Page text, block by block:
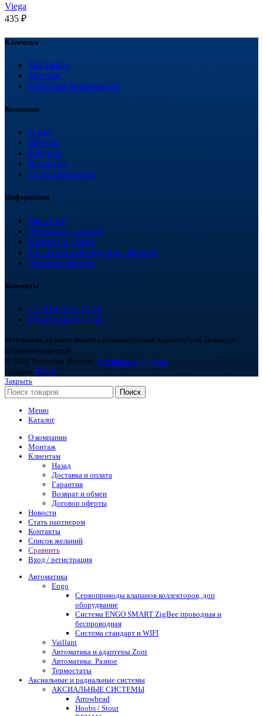
Viega
435 ₽
Клиентам
Магазины
Монтаж
Полезная информация
Компания
О нас
Бренды
Новости
Вакансии
Стать партнером
Информация
Гарантия
Доставка и оплата
Возврат и обмен
Политика конфиденциальности
Договор оферты
Контакты
+7 (918) 252-12-26
info@teploplas.com
Материалы на сайте имеют ознакомительный характер и не являются
публичной офертой.
© 2026 Теплоплас (Россия). Все права защищены.
Создано BOND
Закрыть
Поиск
Меню
Каталог
О компании
Монтаж
Клиентам
Назад
Доставка и оплата
Гарантия
Возврат и обмен
Договор оферты
Новости
Стать партнером
Контакты
Список желаний
Сравнить
Вход / регистрация
Автоматика
Engo
Сервоприводы клапанов коллекторов, доп
оборудвание
Система ENGO SMART ZigBee проводная и
беспроводная
Система стандарт и WIFI
Vaillant
Автоматика и адаптеры Zont
Автоматика: Разное
Термостаты
Аксиальные и радиальные системы
АКСИАЛЬНЫЕ СИСТЕМЫ
Arrowhead
Hoobs / Stout